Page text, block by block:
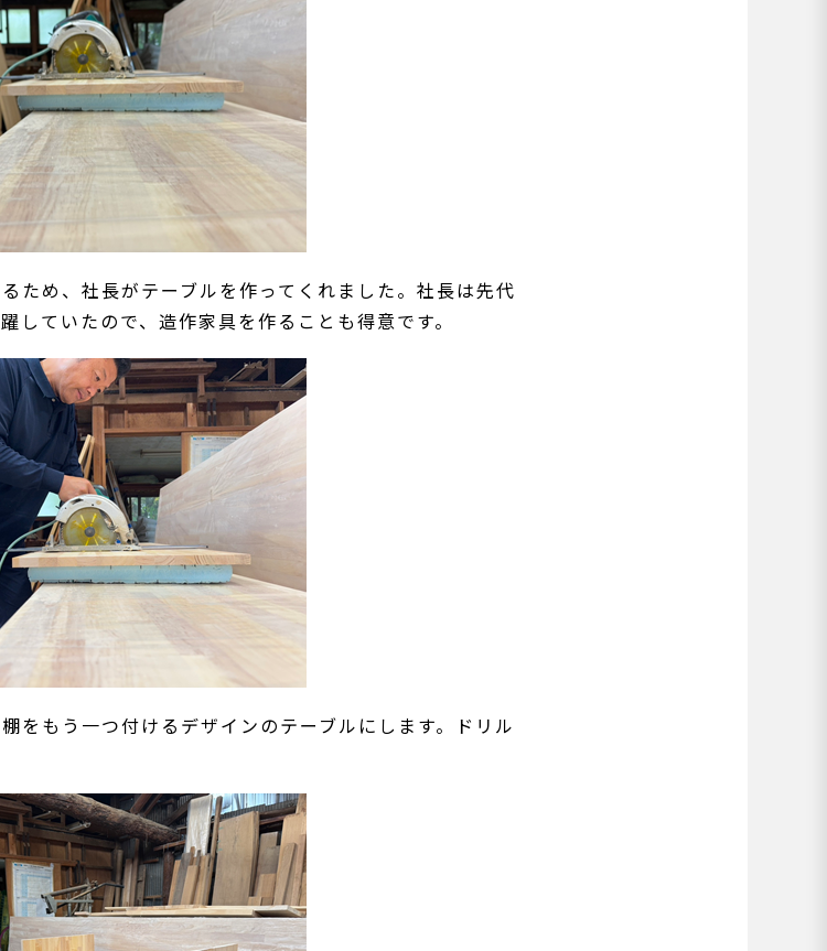
ため、社長がテーブルを作ってくれました。社長は先代
していたので、造作家具を作ることも得意です。
をもう一つ付けるデザインのテーブルにします。ドリル